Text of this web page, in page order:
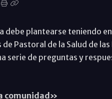
debe plantearse teniendo
Pastoral de la Salud de
serie de preguntas y
comunidad»